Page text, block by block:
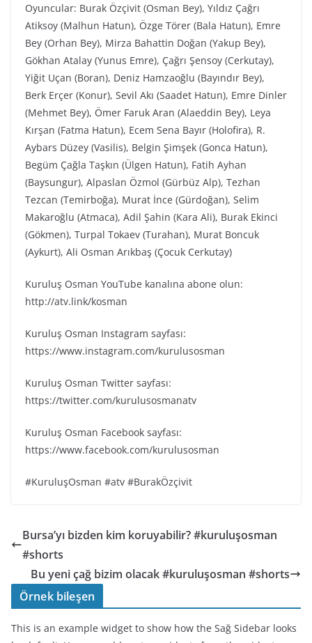
Oyuncular: Burak Özçivit (Osman Bey), Yıldız Çağrı
Atiksoy (Malhun Hatun), Özge Törer (Bala Hatun), Emre
Bey (Orhan Bey), Mirza Bahattin Doğan (Yakup Bey),
Gökhan Atalay (Yunus Emre), Çağrı Şensoy (Cerkutay),
Yiğit Uçan (Boran), Deniz Hamzaoğlu (Bayındır Bey),
Berk Erçer (Konur), Sevil Akı (Saadet Hatun), Emre Dinler
(Mehmet Bey), Ömer Faruk Aran (Alaeddin Bey), Leya
Kırşan (Fatma Hatun), Ecem Sena Bayır (Holofira), R.
Aybars Düzey (Vasilis), Belgin Şimşek (Gonca Hatun),
Begüm Çağla Taşkın (Ülgen Hatun), Fatih Ayhan
(Baysungur), Alpaslan Özmol (Gürbüz Alp), Tezhan
Tezcan (Temirboğa), Murat İnce (Gürdoğan), Selim
Makaroğlu (Atmaca), Adil Şahin (Kara Ali), Burak Ekinci
(Gökmen), Turpal Tokaev (Turahan), Murat Boncuk
(Aykurt), Ali Osman Arıkbaş (Çocuk Cerkutay)
Kuruluş Osman YouTube kanalına abone olun:
http://atv.link/kosman
Kuruluş Osman Instagram sayfası:
https://www.instagram.com/kurulusosman
Kuruluş Osman Twitter sayfası:
https://twitter.com/kurulusosmanatv
Kuruluş Osman Facebook sayfası:
https://www.facebook.com/kurulusosman
#KuruluşOsman #atv #BurakÖzçivit
Bursa’yı bizden kim koruyabilir? #kuruluşosman
#shorts
Bu yeni çağ bizim olacak #kuruluşosman #shorts
Örnek bileşen
This is an example widget to show how the Sağ Sidebar looks